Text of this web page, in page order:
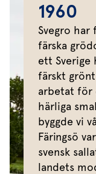
1960
Svegro
färska
ett Sverige
färskt
arbetat för
härliga
byggde vi
Färingsö
svensk
landets